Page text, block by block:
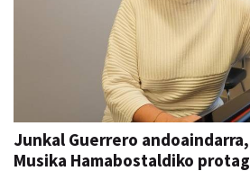
Junkal Guerrero
Musika Hamabostaldiko